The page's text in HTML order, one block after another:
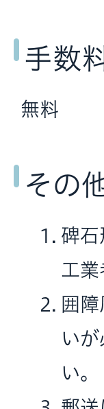
手数
無料
その
碑
工
囲
い
い。